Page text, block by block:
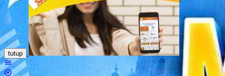
tutup
Menu
Mobile